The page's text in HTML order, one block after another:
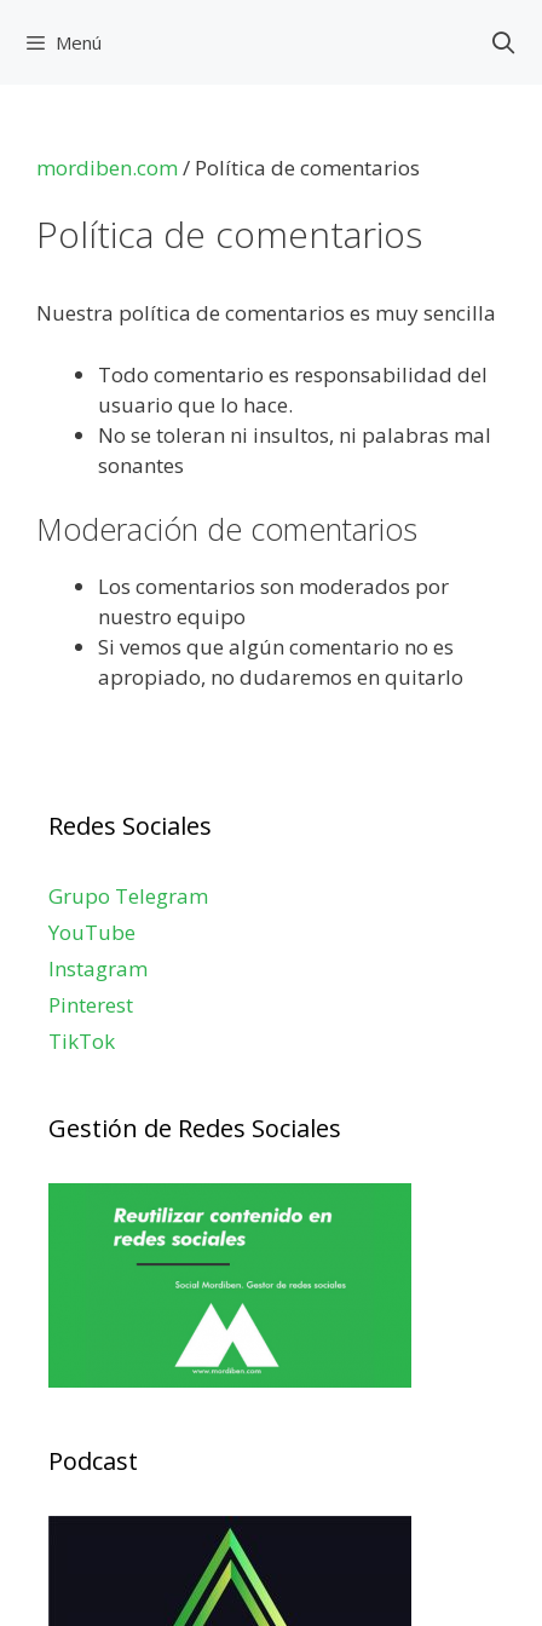
Menú
mordiben.com / Política de comentarios
Política de comentarios
Nuestra política de comentarios es muy sencilla
Todo comentario es responsabilidad del
usuario que lo hace.
No se toleran ni insultos, ni palabras mal
sonantes
Moderación de comentarios
Los comentarios son moderados por
nuestro equipo
Si vemos que algún comentario no es
apropiado, no dudaremos en quitarlo
Redes Sociales
Grupo Telegram
YouTube
Instagram
Pinterest
TikTok
Gestión de Redes Sociales
Podcast